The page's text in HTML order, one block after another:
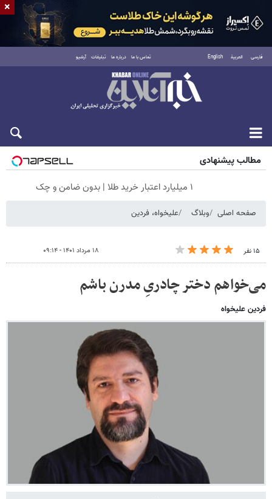
فارسی العربية English تماس با ما درباره ما تبلیغات آرشیو
جمعه ۱۶ مرداد ۱۴۰۵
مطالب پیشنهادی
۱ میلیارد اعتبار خرید طلا | بدون ضامن و چک
صفحه اصلی وبلاگ علیخواه، فردین
۱۵ نفر ۱۸ مرداد ۱۴۰۱ - ۰۹:۱۴
می‌خواهم دختر چادریِ مدرن باشم
فردین علیخواه
×